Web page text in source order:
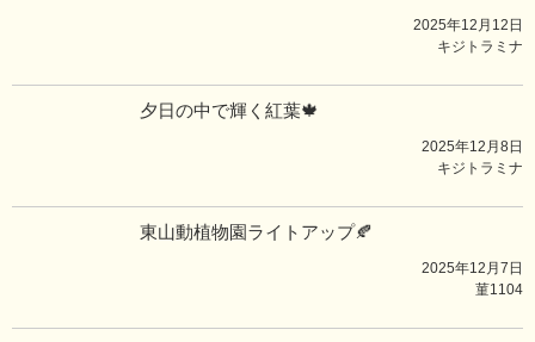
2025年12月12日
キジトラミナ
夕日の中で輝く紅葉🍁
2025年12月8日
キジトラミナ
東山動植物園ライトアップ🍂
2025年12月7日
菫1104